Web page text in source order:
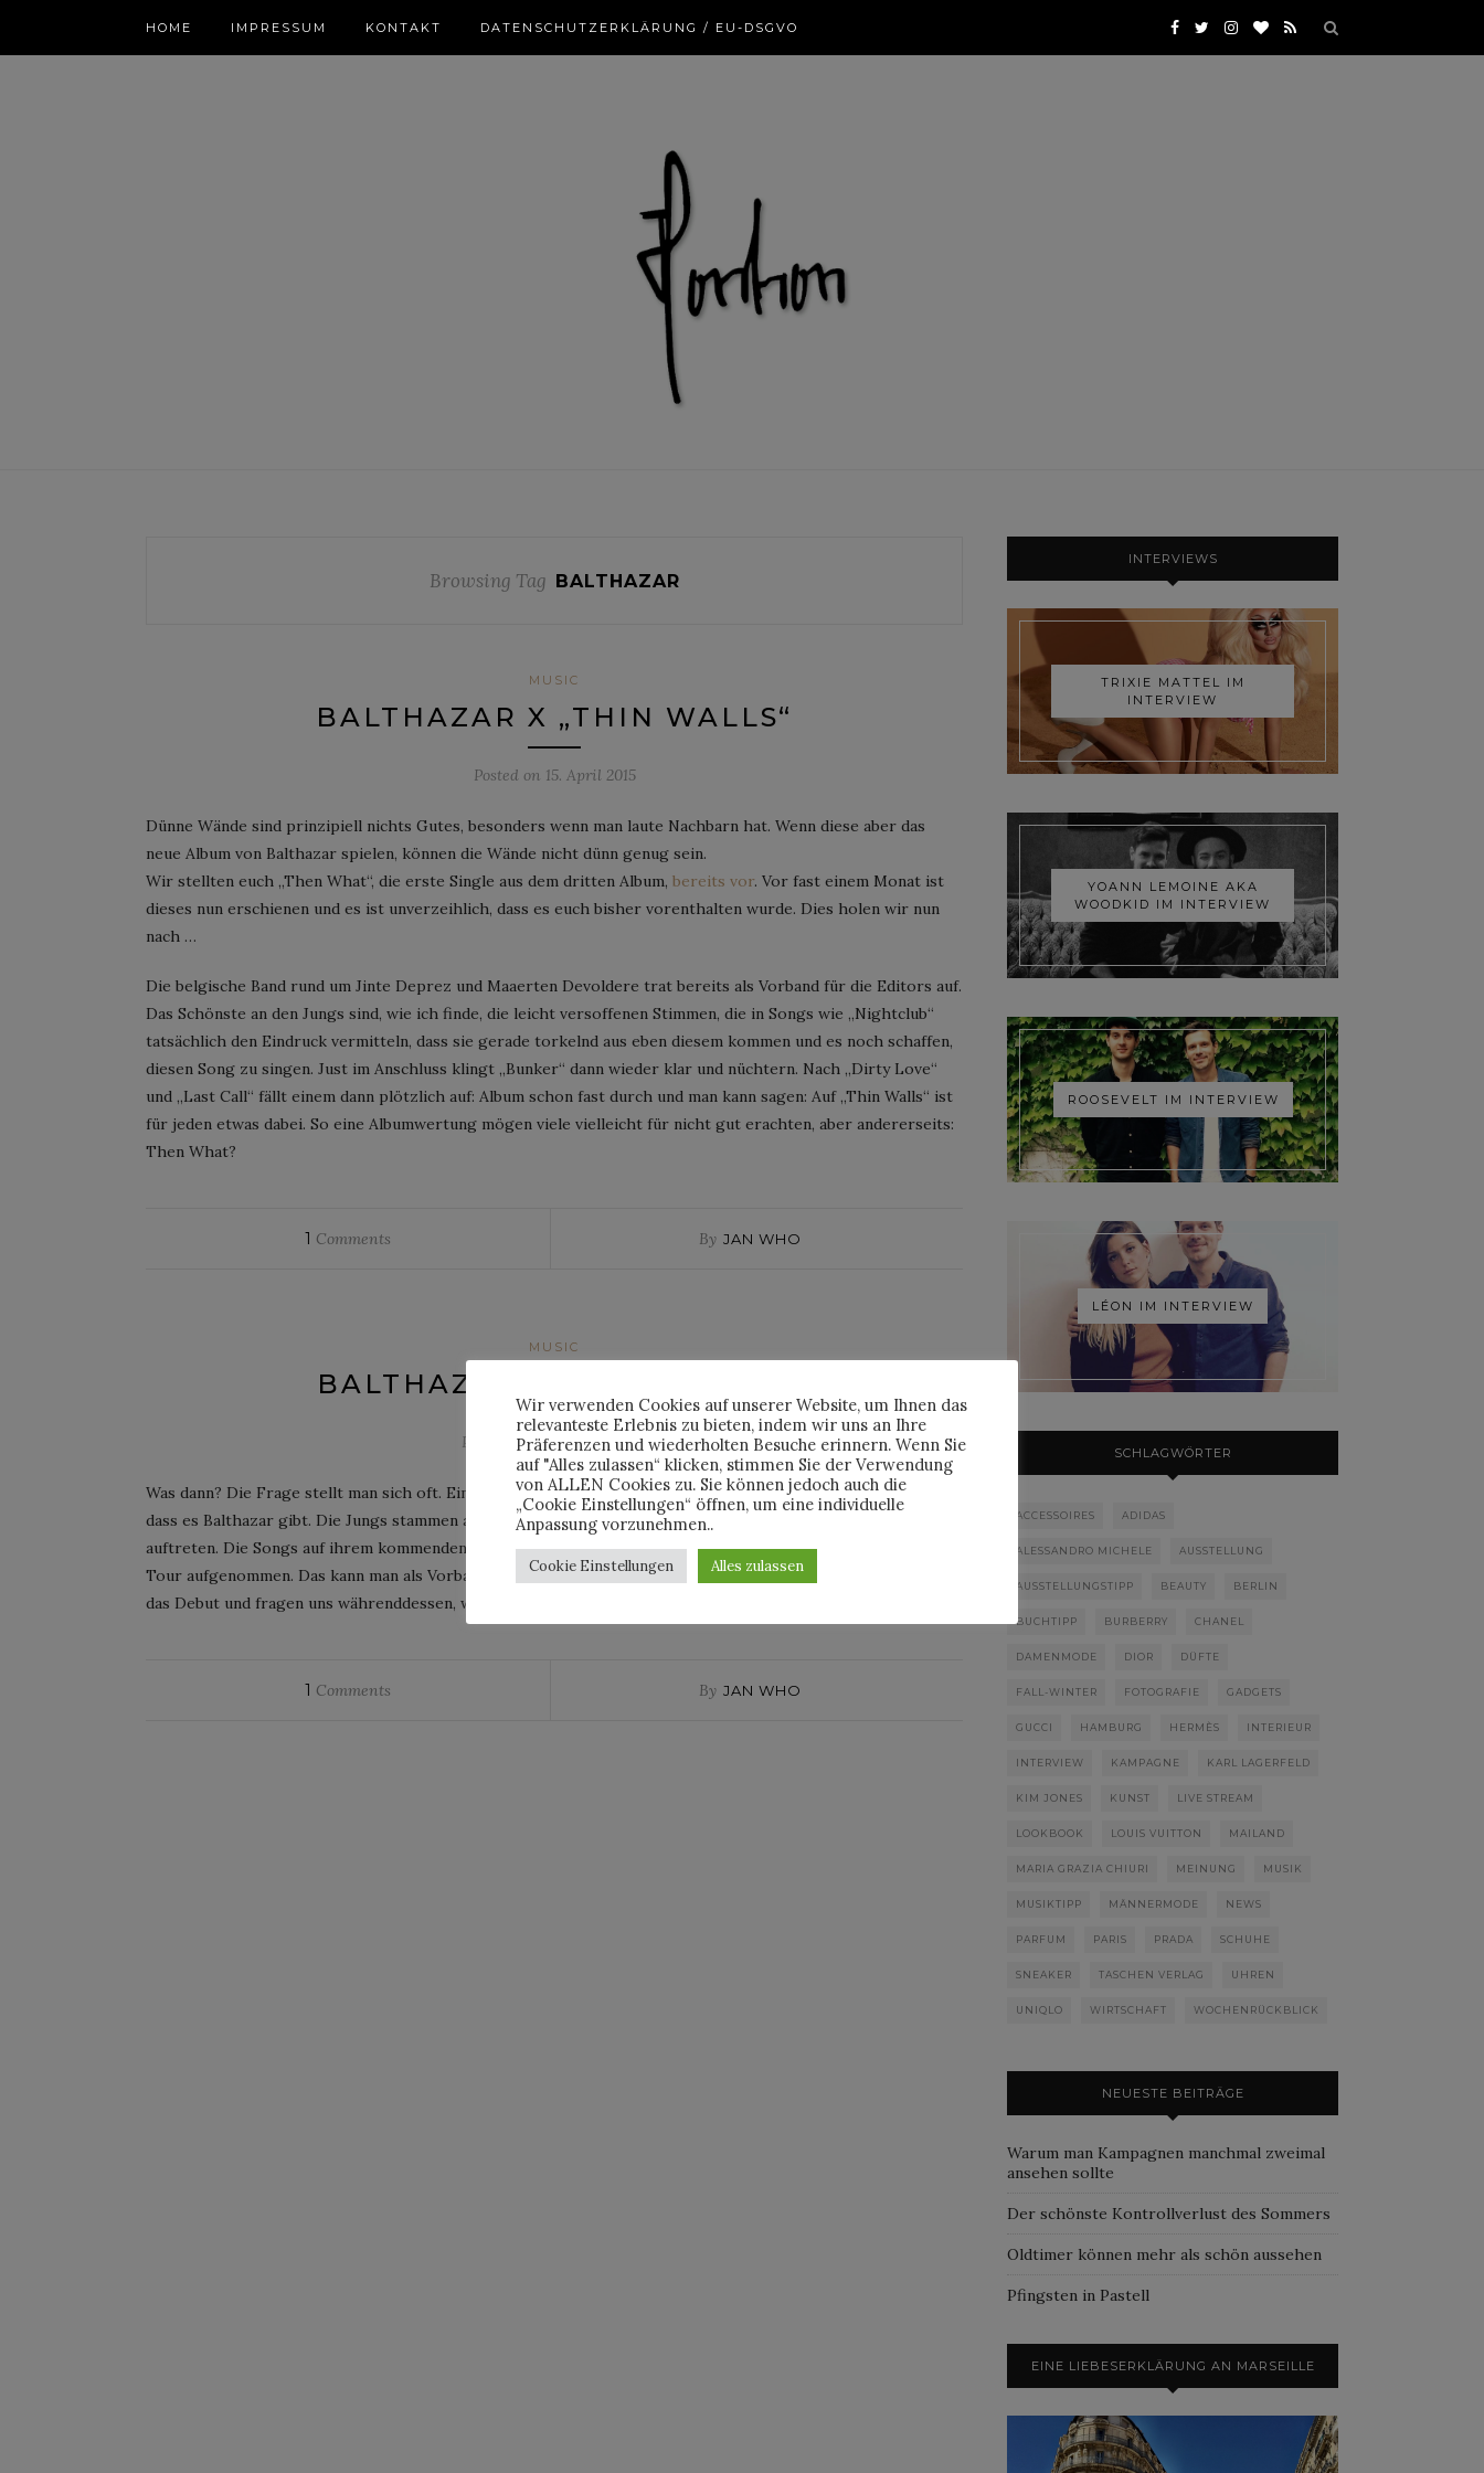
HOME IMPRESSUM KONTAKT DATENSCHUTZERKLÄRUNG / EU-DSGVO
Browsing Tag BALTHAZAR
MUSIC
BALTHAZAR X „THIN WALLS“
Posted on 15. April 2015
Dünne Wände sind prinzipiell nichts Gutes, besonders wenn man laute Nachbarn hat. Wenn diese aber das
neue Album von Balthazar spielen, können die Wände nicht dünn genug sein.
Wir stellten euch „Then What“, die erste Single aus dem dritten Album, bereits vor. Vor fast einem Monat ist
dieses nun erschienen und es ist unverzeihlich, dass es euch bisher vorenthalten wurde. Dies holen wir nun
nach …
Die belgische Band rund um Jinte Deprez und Maaerten Devoldere trat bereits als Vorband für die Editors auf.
Das Schönste an den Jungs sind, wie ich finde, die leicht versoffenen Stimmen, die in Songs wie „Nightclub“
tatsächlich den Eindruck vermitteln, dass sie gerade torkelnd aus eben diesem kommen und es noch schaffen,
diesen Song zu singen. Just im Anschluss klingt „Bunker“ dann wieder klar und nüchtern. Nach „Dirty Love“
und „Last Call“ fällt einem dann plötzlich auf: Album schon fast durch und man kann sagen: Auf „Thin Walls“ ist
für jeden etwas dabei. So eine Albumwertung mögen viele vielleicht für nicht gut erachten, aber andererseits:
Then What?
1 Comments By JAN WHO
MUSIC
BALTHAZAR X „THEN WHAT“
Posted on23. Februar 2015
Was dann? Die Frage stellt man sich oft. Ein ganzes Lied darüber geschrieben hat bisher noch niemand. Gut,
dass es Balthazar gibt. Die Jungs stammen aus Belgien und durften bereits als Vorband von den Editors
auftreten. Die Songs auf ihrem kommenden Album „Thin Walls“ (VÖ 27.03.2015) wurden übrigens fast alle auf
Tour aufgenommen. Das kann man als Vorband ja zeitlich auch gut unterbringen. Wir sind also gespannt auf
das Debut und fragen uns währenddessen, was diese unheimlichen Masken im Video sollen.
1 Comments By JAN WHO
INTERVIEWS
TRIXIE MATTEL IM
INTERVIEW
YOANN LEMOINE AKA
WOODKID IM INTERVIEW
ROOSEVELT IM INTERVIEW
LÉON IM INTERVIEW
SCHLAGWÖRTER
ACCESSOIRES ADIDAS
ALESSANDRO MICHELE AUSSTELLUNG
AUSSTELLUNGSTIPP BEAUTY BERLIN
BUCHTIPP BURBERRY CHANEL
DAMENMODE DIOR DÜFTE
FALL-WINTER FOTOGRAFIE GADGETS
GUCCI HAMBURG HERMÈS INTERIEUR
INTERVIEW KAMPAGNE KARL LAGERFELD
KIM JONES KUNST LIVE STREAM
LOOKBOOK LOUIS VUITTON MAILAND
MARIA GRAZIA CHIURI MEINUNG MUSIK
MUSIKTIPP MÄNNERMODE NEWS
PARFUM PARIS PRADA SCHUHE
SNEAKER TASCHEN VERLAG UHREN
UNIQLO WIRTSCHAFT WOCHENRÜCKBLICK
NEUESTE BEITRÄGE
Warum man Kampagnen manchmal zweimal
ansehen sollte
Der schönste Kontrollverlust des Sommers
Oldtimer können mehr als schön aussehen
Pfingsten in Pastell
EINE LIEBESERKLÄRUNG AN MARSEILLE
Wir verwenden Cookies auf unserer Website, um Ihnen das
relevanteste Erlebnis zu bieten, indem wir uns an Ihre
Präferenzen und wiederholten Besuche erinnern. Wenn Sie
auf "Alles zulassen“ klicken, stimmen Sie der Verwendung
von ALLEN Cookies zu. Sie können jedoch auch die
„Cookie Einstellungen“ öffnen, um eine individuelle
Anpassung vorzunehmen..
Cookie Einstellungen Alles zulassen